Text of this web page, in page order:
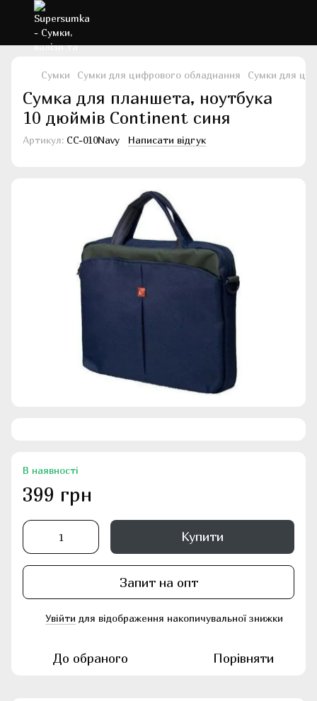
Сумки Сумки для цифрового обладнання Сумки для
Сумка для планшета, ноутбука
10 дюймів Continent синя
Артикул: CC-010Navy Написати відгук
В наявності
399 грн
Купити
Запит на опт
Увійти для відображення накопичувальної знижки
До обраного Порівняти